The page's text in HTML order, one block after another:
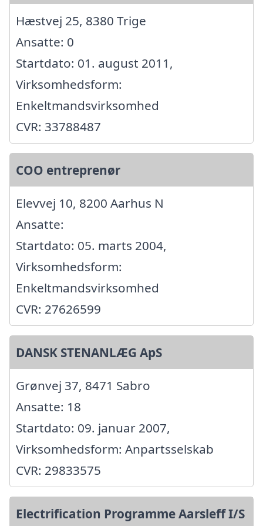
Hæstvej 25, 8380 Trige
Ansatte: 0
Startdato: 01. august 2011,
Virksomhedsform:
Enkeltmandsvirksomhed
CVR: 33788487
COO entreprenør
Elevvej 10, 8200 Aarhus N
Ansatte:
Startdato: 05. marts 2004,
Virksomhedsform:
Enkeltmandsvirksomhed
CVR: 27626599
DANSK STENANLÆG ApS
Grønvej 37, 8471 Sabro
Ansatte: 18
Startdato: 09. januar 2007,
Virksomhedsform: Anpartsselskab
CVR: 29833575
Electrification Programme Aarsleff I/S